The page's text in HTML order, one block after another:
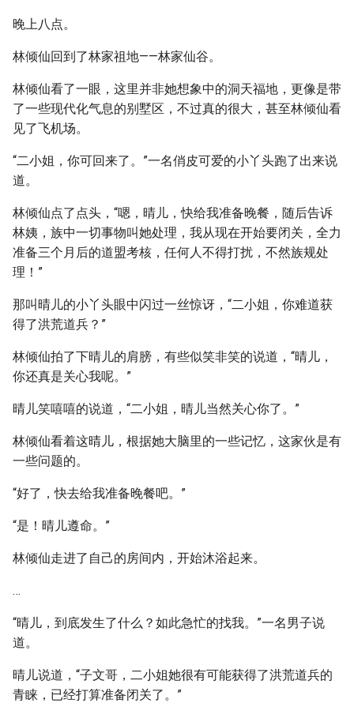
晚上八点。
林倾仙回到了林家祖地——林家仙谷。
林倾仙看了一眼，这里并非她想象中的洞天福地，更像是带
了一些现代化气息的别墅区，不过真的很大，甚至林倾仙看
见了飞机场。
“二小姐，你可回来了。”一名俏皮可爱的小丫头跑了出来说
道。
林倾仙点了点头，“嗯，晴儿，快给我准备晚餐，随后告诉
林姨，族中一切事物叫她处理，我从现在开始要闭关，全力
准备三个月后的道盟考核，任何人不得打扰，不然族规处
理！”
那叫晴儿的小丫头眼中闪过一丝惊讶，“二小姐，你难道获
得了洪荒道兵？”
林倾仙拍了下晴儿的肩膀，有些似笑非笑的说道，“晴儿，
你还真是关心我呢。”
晴儿笑嘻嘻的说道，“二小姐，晴儿当然关心你了。”
林倾仙看着这晴儿，根据她大脑里的一些记忆，这家伙是有
一些问题的。
“好了，快去给我准备晚餐吧。”
“是！晴儿遵命。”
林倾仙走进了自己的房间内，开始沐浴起来。
…
“晴儿，到底发生了什么？如此急忙的找我。”一名男子说
道。
晴儿说道，“子文哥，二小姐她很有可能获得了洪荒道兵的
青睐，已经打算准备闭关了。”